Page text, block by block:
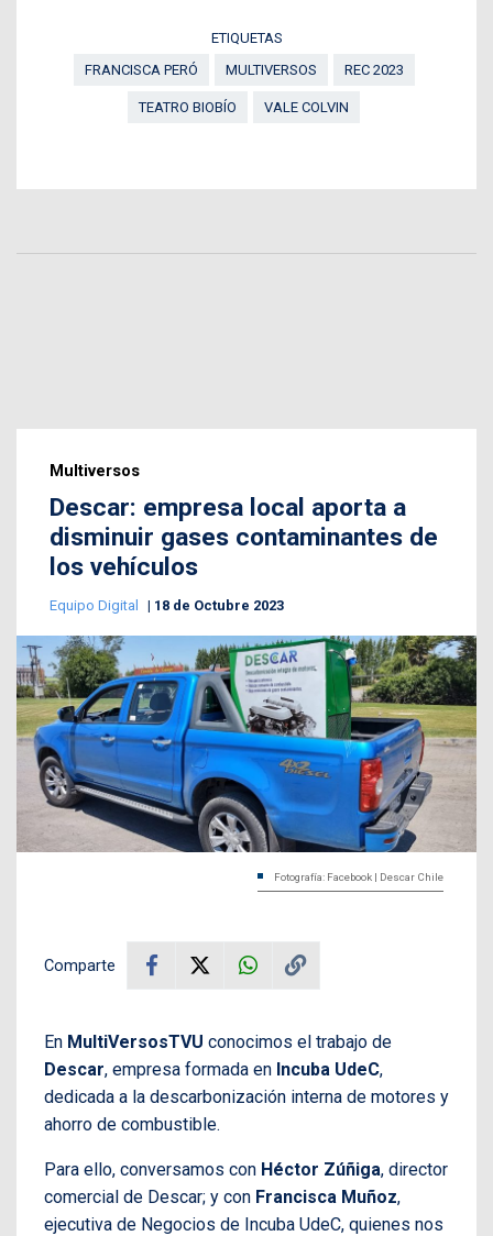
ETIQUETAS
FRANCISCA PERÓ
MULTIVERSOS REC 2023
TEATRO BIOBÍO VALE COLVIN
Multiversos
Descar: empresa local aporta a
disminuir gases contaminantes de
los vehículos
Equipo Digital 18 de Octubre 2023
Fotografía: Facebook | Descar Chile
Comparte
En MultiVersosTVU conocimos el trabajo de
Descar, empresa formada en Incuba UdeC,
dedicada a la descarbonización interna de motores y
ahorro de combustible.
Para ello, conversamos con Héctor Zúñiga, director
comercial de Descar; y con Francisca Muñoz,
ejecutiva de Negocios de Incuba UdeC, quienes nos